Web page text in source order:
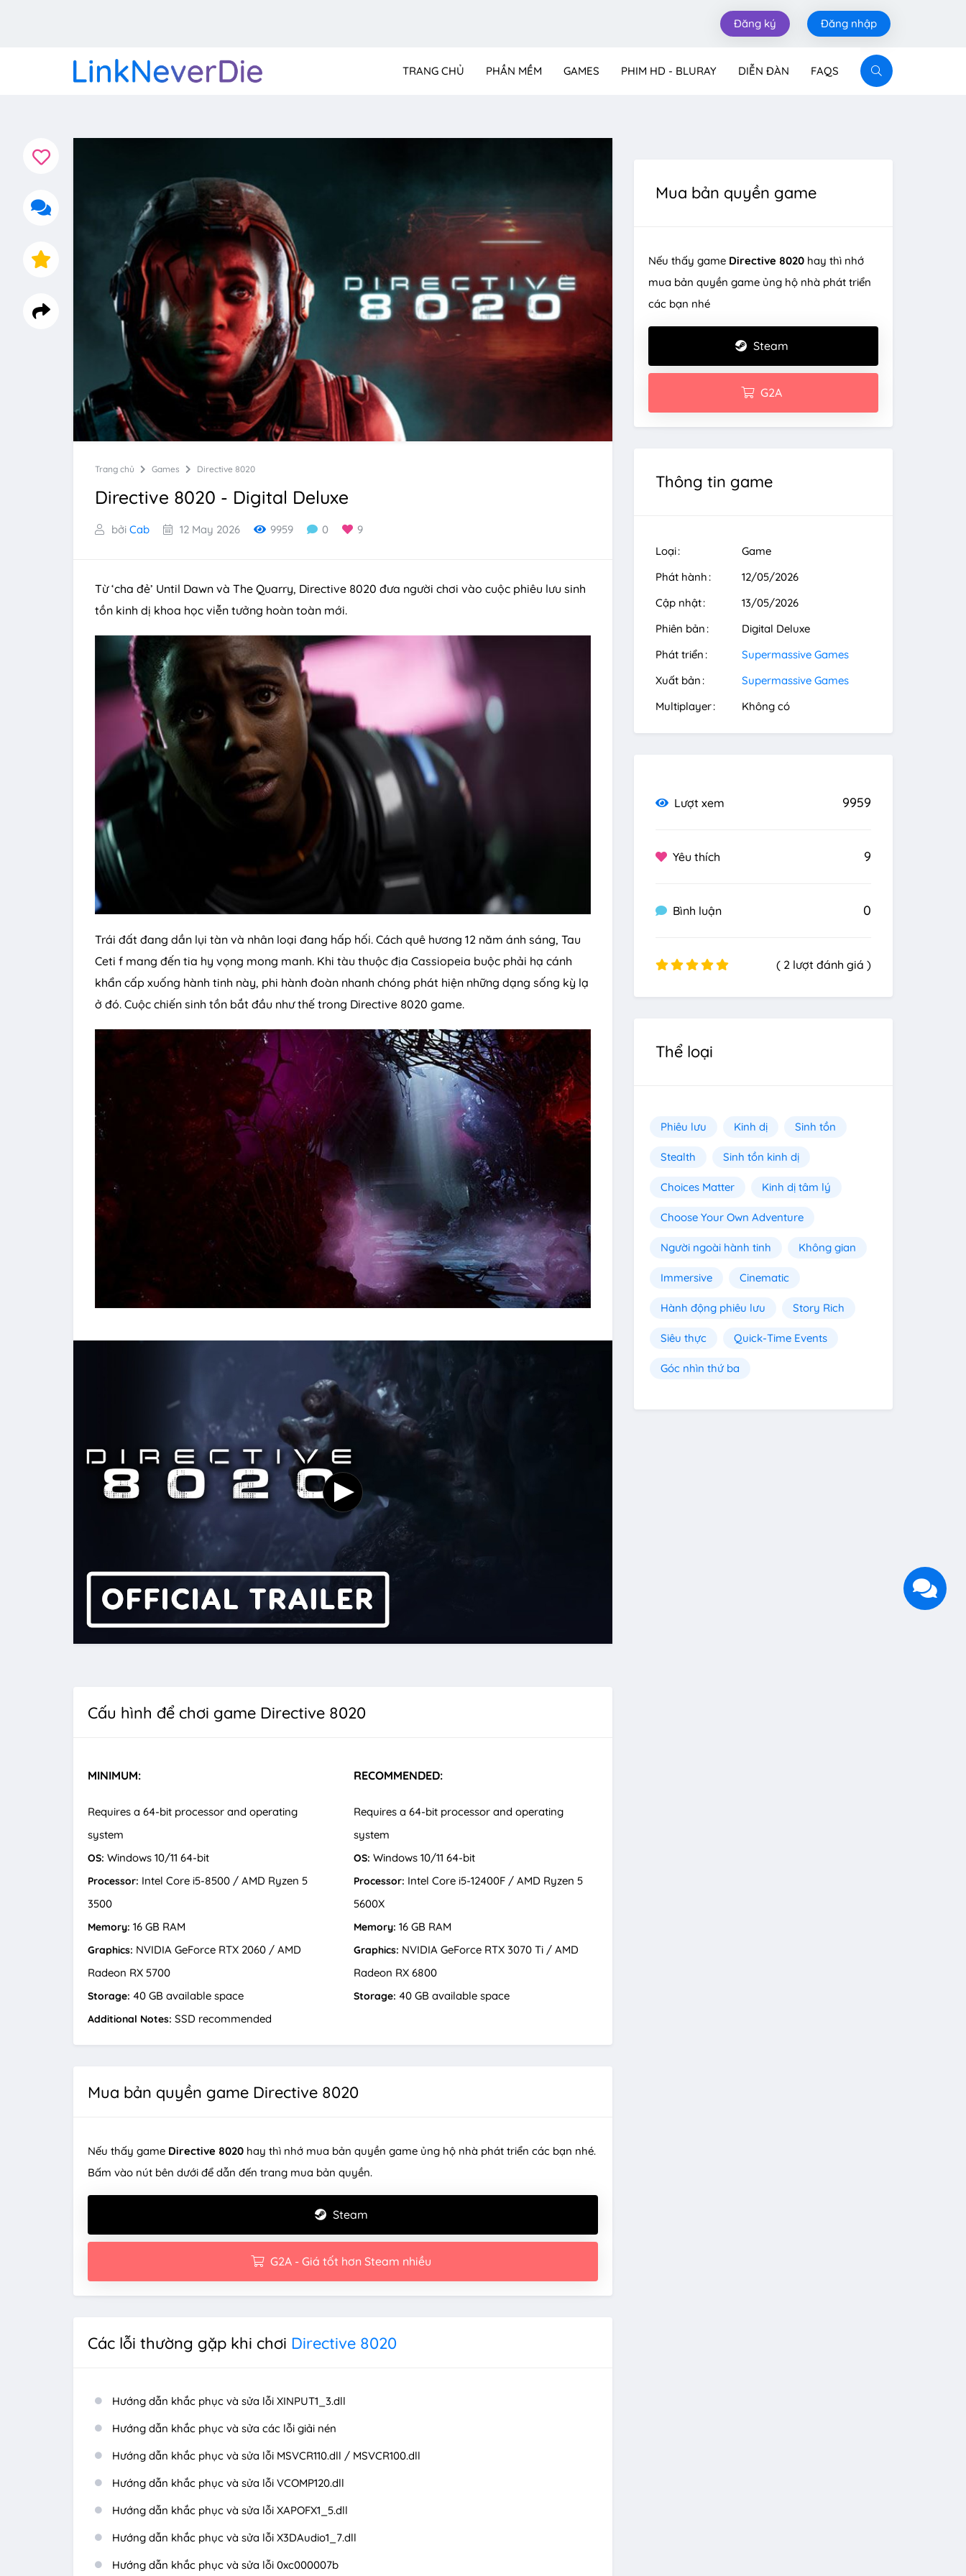
Đăng ký Đăng nhập
TRANG CHỦ PHẦN MỀM GAMES PHIM HD - BLURAY DIỄN ĐÀN FAQS
Trang chủ Games Directive 8020
Directive 8020 - Digital Deluxe
bởi Cab 12 May 2026 9959 0 9
Từ ‘cha đẻ’ Until Dawn và The Quarry, Directive 8020 đưa người chơi vào cuộc phiêu lưu sinh
tồn kinh dị khoa học viễn tưởng hoàn toàn mới.
Trái đất đang dần lụi tàn và nhân loại đang hấp hối. Cách quê hương 12 năm ánh sáng, Tau
Ceti f mang đến tia hy vọng mong manh. Khi tàu thuộc địa Cassiopeia buộc phải hạ cánh
khẩn cấp xuống hành tinh này, phi hành đoàn nhanh chóng phát hiện những dạng sống kỳ lạ
ở đó. Cuộc chiến sinh tồn bắt đầu như thế trong Directive 8020 game.
Cấu hình để chơi game Directive 8020
MINIMUM:
Requires a 64-bit processor and operating
system
OS: Windows 10/11 64-bit
Processor: Intel Core i5-8500 / AMD Ryzen 5
3500
Memory: 16 GB RAM
Graphics: NVIDIA GeForce RTX 2060 / AMD
Radeon RX 5700
Storage: 40 GB available space
Additional Notes: SSD recommended
RECOMMENDED:
Requires a 64-bit processor and operating
system
OS: Windows 10/11 64-bit
Processor: Intel Core i5-12400F / AMD Ryzen 5
5600X
Memory: 16 GB RAM
Graphics: NVIDIA GeForce RTX 3070 Ti / AMD
Radeon RX 6800
Storage: 40 GB available space
Mua bản quyền game Directive 8020
Nếu thấy game Directive 8020 hay thì nhớ mua bản quyền game ủng hộ nhà phát triển các bạn nhé.
Bấm vào nút bên dưới để dẫn đến trang mua bản quyền.
Steam
G2A - Giá tốt hơn Steam nhiều
Các lỗi thường gặp khi chơi Directive 8020
Hướng dẫn khắc phục và sửa lỗi XINPUT1_3.dll
Hướng dẫn khắc phục và sửa các lỗi giải nén
Hướng dẫn khắc phục và sửa lỗi MSVCR110.dll / MSVCR100.dll
Hướng dẫn khắc phục và sửa lỗi VCOMP120.dll
Hướng dẫn khắc phục và sửa lỗi XAPOFX1_5.dll
Hướng dẫn khắc phục và sửa lỗi X3DAudio1_7.dll
Hướng dẫn khắc phục và sửa lỗi 0xc000007b
Mua bản quyền game
Nếu thấy game Directive 8020 hay thì nhớ
mua bản quyền game ủng hộ nhà phát triển
các bạn nhé
Steam
G2A
Thông tin game
Loại
Game
Phát hành
12/05/2026
Cập nhật
13/05/2026
Phiên bản
Digital Deluxe
Phát triển
Supermassive Games
Xuất bản
Supermassive Games
Multiplayer
Không có
Lượt xem 9959
Yêu thích 9
Bình luận 0
( 2 lượt đánh giá )
Thể loại
Phiêu lưu Kinh dị Sinh tồn
Stealth Sinh tồn kinh dị
Choices Matter Kinh dị tâm lý
Choose Your Own Adventure
Người ngoài hành tinh Không gian
Immersive Cinematic
Hành động phiêu lưu Story Rich
Siêu thực Quick-Time Events
Góc nhìn thứ ba